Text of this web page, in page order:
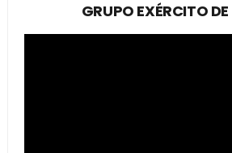
GRUPO EXÉRCITO DE